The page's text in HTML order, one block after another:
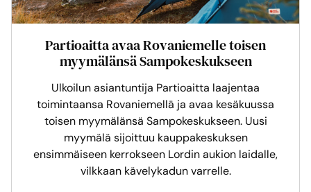
Partioaitta avaa Rovaniemelle toisen
myymälänsä Sampokeskukseen
Ulkoilun asiantuntija Partioaitta laajentaa
toimintaansa Rovaniemellä ja avaa kesäkuussa
toisen myymälänsä Sampokeskukseen. Uusi
myymälä sijoittuu kauppakeskuksen
ensimmäiseen kerrokseen Lordin aukion laidalle,
vilkkaan kävelykadun varrelle.